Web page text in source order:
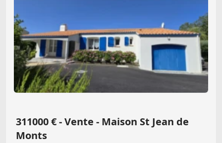
311000 € - Vente - Maison St Jean de
Monts